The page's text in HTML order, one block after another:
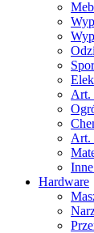
Art.
Art.
Hardware